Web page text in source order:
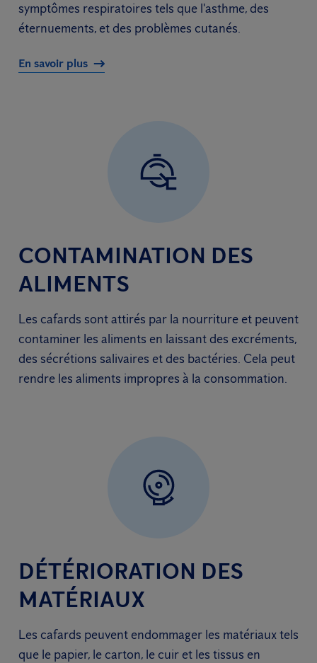
symptômes respiratoires tels que l'asthme, des
éternuements, et des problèmes cutanés.
En savoir plus
CONTAMINATION DES
ALIMENTS
Les cafards sont attirés par la nourriture et peuvent
contaminer les aliments en laissant des excréments,
des sécrétions salivaires et des bactéries. Cela peut
rendre les aliments impropres à la consommation.
DÉTÉRIORATION DES
MATÉRIAUX
Les cafards peuvent endommager les matériaux tels
que le papier, le carton, le cuir et les tissus en